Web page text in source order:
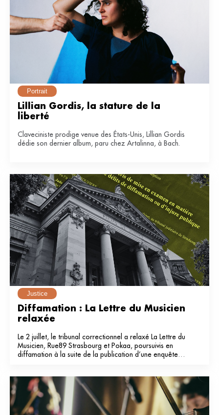
Portrait
Lillian Gordis, la stature de la
liberté
Claveciniste prodige venue des États-Unis, Lillian Gordis
dédie son dernier album, paru chez Artalinna, à Bach.
Justice
Diffamation : La Lettre du Musicien
relaxée
Le 2 juillet, le tribunal correctionnel a relaxé La Lettre du
Musicien, Rue89 Strasbourg et Pokaa, poursuivis en
diffamation à la suite de la publication d’une enquête